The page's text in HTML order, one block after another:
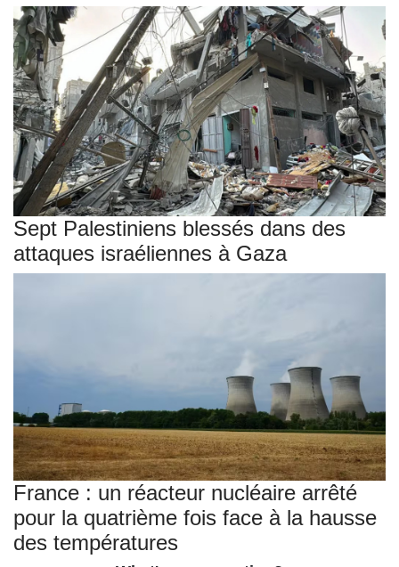
Sept Palestiniens blessés dans des
attaques israéliennes à Gaza
France : un réacteur nucléaire arrêté
pour la quatrième fois face à la hausse
des températures